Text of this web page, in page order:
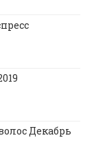
Декабрь